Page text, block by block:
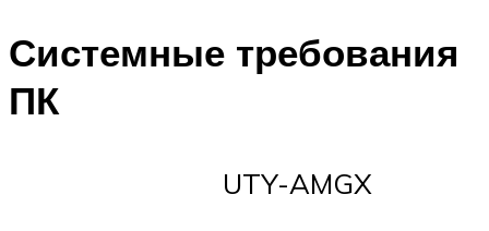
Системные требования
ПК
UTY-AMGX